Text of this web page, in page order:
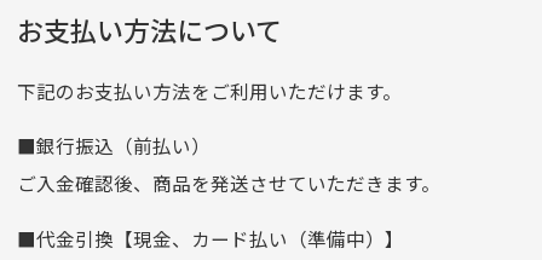
[…]
りますのでご了承くださいませ。
支店名
和歌山支店
口座種別
普通
口座番号
0255557
口座名義
株式会社一条
お支払い方法について
下記のお支払い方法をご利用いただけます。
■銀行振込（前払い）
ご入金確認後、商品を発送させていただきます。
■代金引換【現金、カード払い（準備中）】